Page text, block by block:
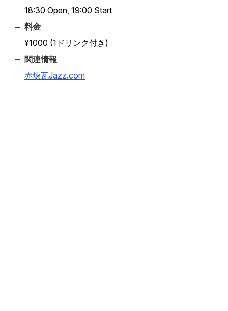
18:30 Open, 19:00 Start
料金
¥1000 (1ドリンク付き)
関連情報
赤煉瓦Jazz.com